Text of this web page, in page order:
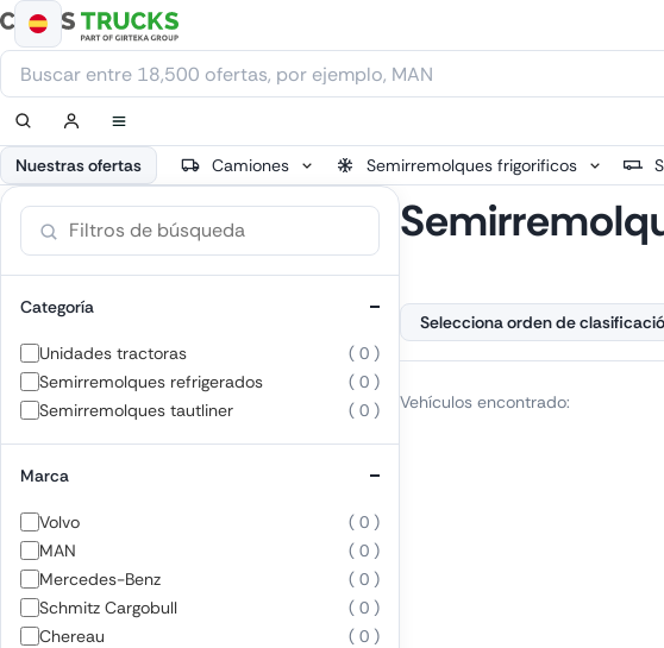
Ir
al
contenido
Nuestras ofertas Camiones Semirremolques frigorificos
Categoría
Unidades tractoras
( 0 )
Semirremolques refrigerados
( 0 )
Semirremolques tautliner
( 0 )
Marca
Volvo
( 0 )
MAN
( 0 )
Mercedes-Benz
( 0 )
Schmitz Cargobull
( 0 )
Chereau
( 0 )
Vehículos encontrado: